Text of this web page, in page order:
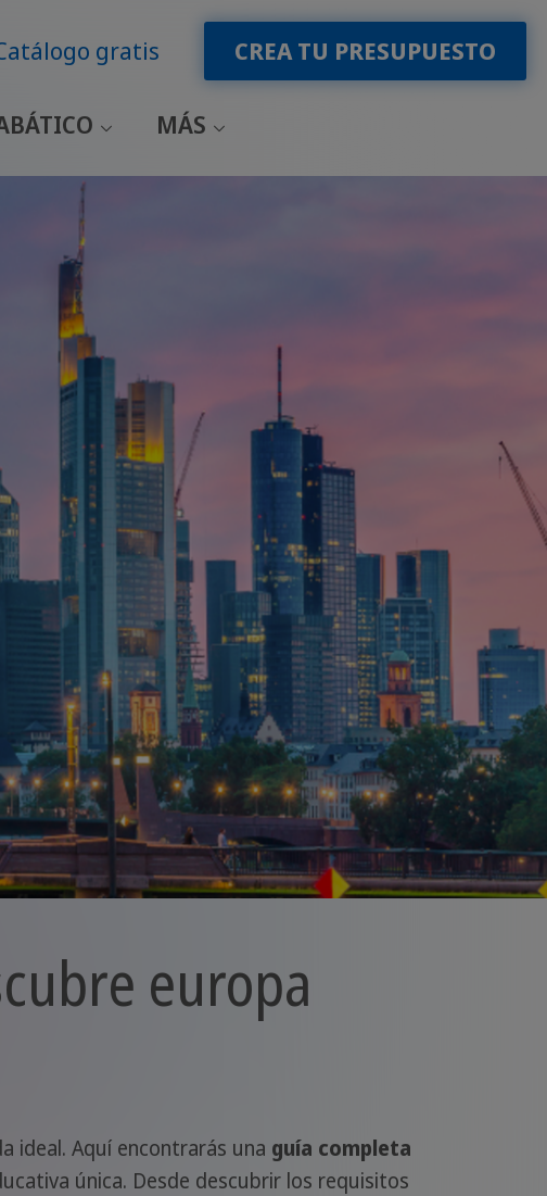
gratis CREA TU PRESUPUESTO
MÁS
europa
ideal. Aquí encontrarás una guía completa
única. Desde descubrir los requisitos